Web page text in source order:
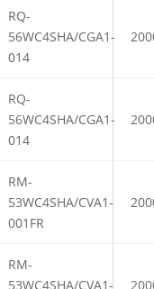
RQ-
56WC4SHA/CGA1-
014
RQ-
56WC4SHA/CGA1-
014
RM-
53WC4SHA/CVA1-
001FR
RM-
53WC4SHA/CVA1-